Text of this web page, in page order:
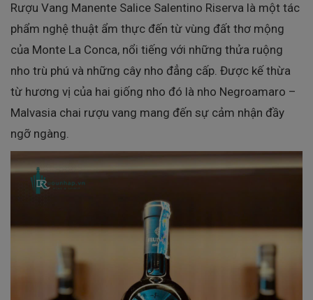
Rượu Vang Manente Salice Salentino Riserva là một tác
phẩm nghệ thuật ẩm thực đến từ vùng đất thơ mộng
của Monte La Conca, nổi tiếng với những thửa ruộng
nho trù phú và những cây nho đẳng cấp. Được kế thừa
từ hương vị của hai giống nho đó là nho Negroamaro –
Malvasia chai rượu vang mang đến sự cảm nhận đầy
ngỡ ngàng.